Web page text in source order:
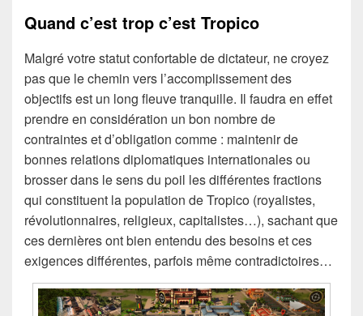
Quand c’est trop c’est Tropico
Malgré votre statut confortable de dictateur, ne croyez
pas que le chemin vers l’accomplissement des
objectifs est un long fleuve tranquille. Il faudra en effet
prendre en considération un bon nombre de
contraintes et d’obligation comme : maintenir de
bonnes relations diplomatiques internationales ou
brosser dans le sens du poil les différentes fractions
qui constituent la population de Tropico (royalistes,
révolutionnaires, religieux, capitalistes…), sachant que
ces dernières ont bien entendu des besoins et ces
exigences différentes, parfois même contradictoires…